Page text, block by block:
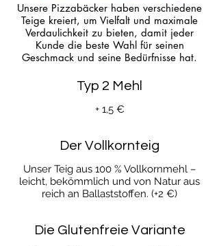
Unsere Pizzabäcker haben verschiedene
Teige kreiert, um Vielfalt und maximale
Verdaulichkeit zu bieten, damit jeder
Kunde die beste Wahl für seinen
Geschmack und seine Bedürfnisse hat.
Typ 2 Mehl
+ 1,5 €
Der Vollkornteig
Unser Teig aus 100 % Vollkornmehl –
leicht, bekömmlich und von Natur aus
reich an Ballaststoffen. (+2 €)
Die Glutenfreie Variante